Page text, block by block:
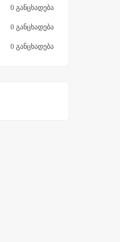
0 განცხადება
0 განცხადება
0 განცხადება